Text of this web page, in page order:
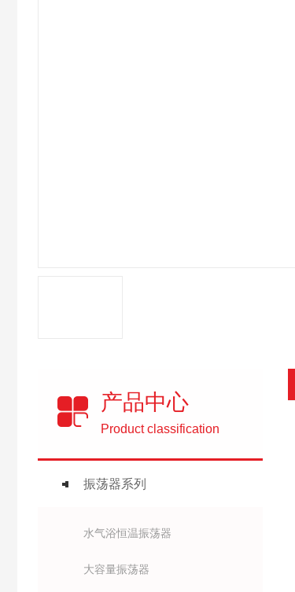
产品中心
Product classification
振荡器系列
水气浴恒温振荡器
大容量振荡器